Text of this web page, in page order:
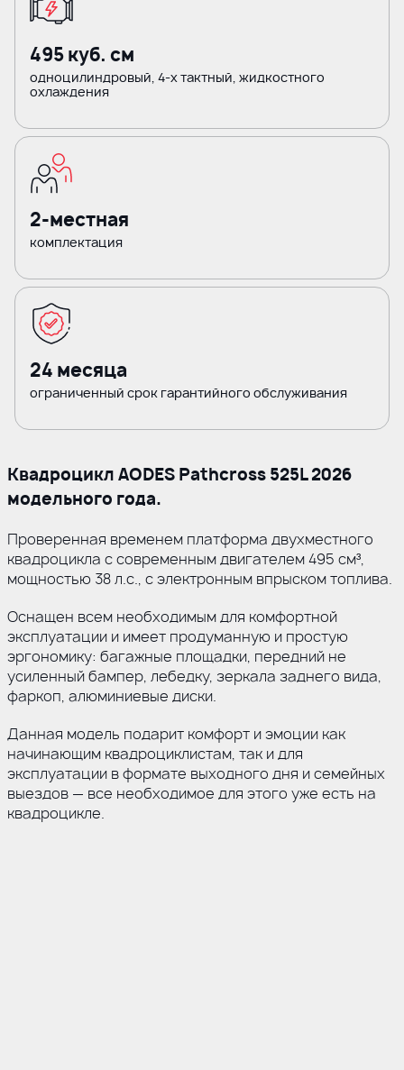
495 куб. см
одноцилиндровый, 4-х тактный, жидкостного
охлаждения
2-местная
комплектация
24 месяца
ограниченный срок гарантийного обслуживания
Квадроцикл AODES Pathcross 525L 2026
модельного года.
Проверенная временем платформа двухместного
квадроцикла с современным двигателем 495 см³,
мощностью 38 л.с., с электронным впрыском топлива.
Оснащен всем необходимым для комфортной
эксплуатации и имеет продуманную и простую
эргономику: багажные площадки, передний не
усиленный бампер, лебедку, зеркала заднего вида,
фаркоп, алюминиевые диски.
Данная модель подарит комфорт и эмоции как
начинающим квадроциклистам, так и для
эксплуатации в формате выходного дня и семейных
выездов — все необходимое для этого уже есть на
квадроцикле.